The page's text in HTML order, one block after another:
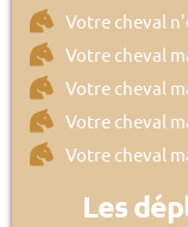
Votre cheval
Votre cheval
Votre cheval
Votre cheval
Votre cheval
Les